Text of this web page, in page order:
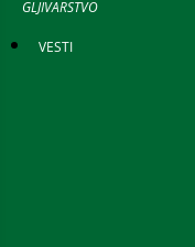
GLJIVARSTVO
VESTI